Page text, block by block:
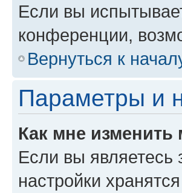
Если вы
конференции,
Вернуться к
Параметры и
Как мне изменить
Если вы являетесь
настройки